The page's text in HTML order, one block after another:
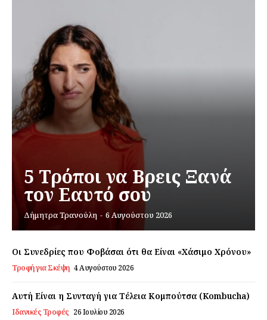
Εγγραφείτε τώρα!
Σχετικά με εμάς
5 Τρόποι να Βρεις Ξανά
τον Εαυτό σου
Δήμητρα Τρανούλη - 6 Αυγούστου 2026
Οι Συνεδρίες που Φοβάσαι ότι θα Είναι «Χάσιμο Χρόνου»
Τροφή για Σκέψη 4 Αυγούστου 2026
Αυτή Είναι η Συνταγή για Τέλεια Κομπούτσα (Kombucha)
Ιδανικές Τροφές 26 Ιουλίου 2026